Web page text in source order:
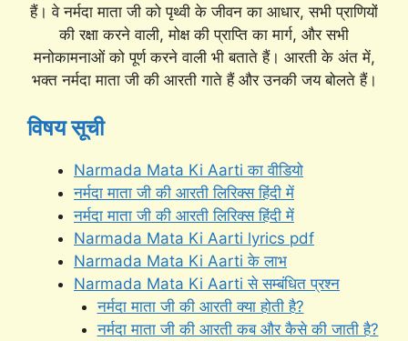
हैं। वे नर्मदा माता जी को पृथ्वी के जीवन का आधार, सभी प्राणियों
की रक्षा करने वाली, मोक्ष की प्राप्ति का मार्ग, और सभी
मनोकामनाओं को पूर्ण करने वाली भी बताते हैं। आरती के अंत में,
भक्त नर्मदा माता जी की आरती गाते हैं और उनकी जय बोलते हैं।
विषय सूची
Narmada Mata Ki Aarti का वीडियो
नर्मदा माता जी की आरती लिरिक्स हिंदी में
नर्मदा माता जी की आरती लिरिक्स हिंदी में
Narmada Mata Ki Aarti lyrics pdf
Narmada Mata Ki Aarti के लाभ
Narmada Mata Ki Aarti से सम्बंधित प्रश्न
नर्मदा माता जी की आरती क्या होती है?
नर्मदा माता जी की आरती कब और कैसे की जाती है?